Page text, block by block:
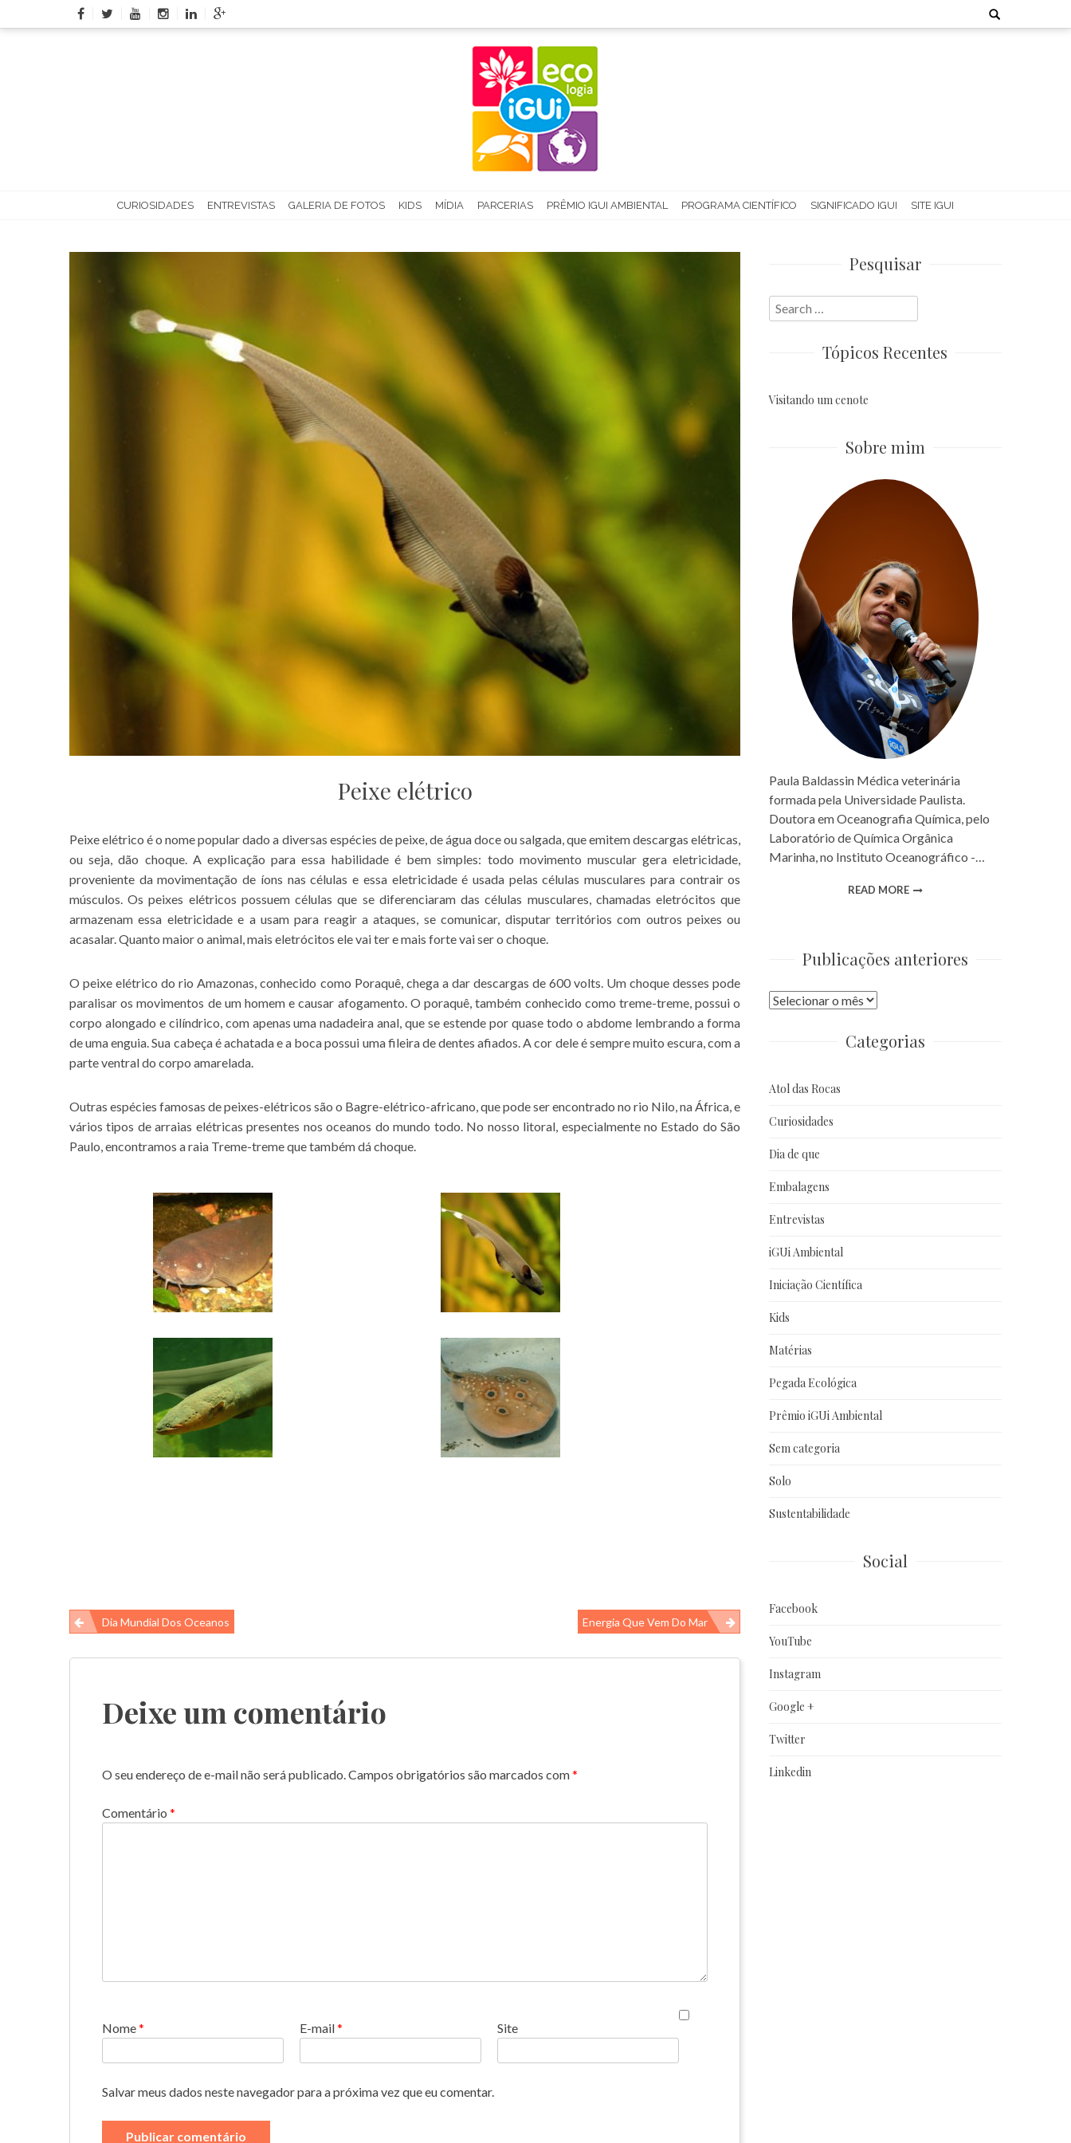
to
Search
for:
CURIOSIDADES ENTREVISTAS GALERIA DE FOTOS KIDS MÍDIA PARCERIAS PRÊMIO IGUI AMBIENTAL PROGRAMA CIENTÍFICO SIGNIFICADO IGUI SITE IGUI
Peixe elétrico
Peixe elétrico é o nome popular dado a diversas espécies de peixe, de água doce ou salgada, que emitem descargas elétricas,
ou seja, dão choque. A explicação para essa habilidade é bem simples: todo movimento muscular gera eletricidade,
proveniente da movimentação de íons nas células e essa eletricidade é usada pelas células musculares para contrair os
músculos. Os peixes elétricos possuem células que se diferenciaram das células musculares, chamadas eletrócitos que
armazenam essa eletricidade e a usam para reagir a ataques, se comunicar, disputar territórios com outros peixes ou
acasalar. Quanto maior o animal, mais eletrócitos ele vai ter e mais forte vai ser o choque.
O peixe elétrico do rio Amazonas, conhecido como Poraquê, chega a dar descargas de 600 volts. Um choque desses pode
paralisar os movimentos de um homem e causar afogamento. O poraquê, também conhecido como treme-treme, possui o
corpo alongado e cilíndrico, com apenas uma nadadeira anal, que se estende por quase todo o abdome lembrando a forma
de uma enguia. Sua cabeça é achatada e a boca possui uma fileira de dentes afiados. A cor dele é sempre muito escura, com a
parte ventral do corpo amarelada.
Outras espécies famosas de peixes-elétricos são o Bagre-elétrico-africano, que pode ser encontrado no rio Nilo, na África, e
vários tipos de arraias elétricas presentes nos oceanos do mundo todo. No nosso litoral, especialmente no Estado do São
Paulo, encontramos a raia Treme-treme que também dá choque.
Navegação
de
Dia Mundial Dos Oceanos Energia Que Vem Do Mar
Deixe um comentário
O seu endereço de e-mail não será publicado.Campos obrigatórios são marcados com*
Comentário *
Nome* E-mail* Site
Salvar meus dados neste navegador para a próxima vez que eu comentar.
Pesquisar
Search
for:
Tópicos Recentes
Visitando um cenote
Sobre mim
Paula Baldassin Médica veterinária
formada pela Universidade Paulista.
Doutora em Oceanografia Química, pelo
Laboratório de Química Orgânica
Marinha, no Instituto Oceanográfico -…
READ MORE
Publicações anteriores
Publicações
Categorias
Atol das Rocas
Curiosidades
Dia de que
Embalagens
Entrevistas
iGUi Ambiental
Iniciação Científica
Kids
Matérias
Pegada Ecológica
Prêmio iGUi Ambiental
Sem categoria
Solo
Sustentabilidade
Social
Facebook
YouTube
Instagram
Google +
Twitter
Linkedin